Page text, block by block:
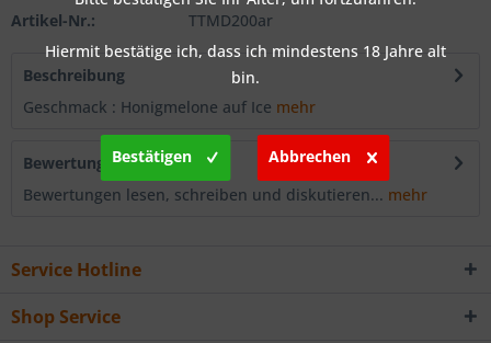
Artikel-Nr.: TTMD200ar
Beschreibung
Geschmack : Honigmelone auf Ice mehr
Bewertungen
0
Bewertungen lesen, schreiben und diskutieren... mehr
Service Hotline
Shop Service
Hiermit bestätige ich, dass ich mindestens 18 Jahre alt
bin.
Bestätigen Abbrechen